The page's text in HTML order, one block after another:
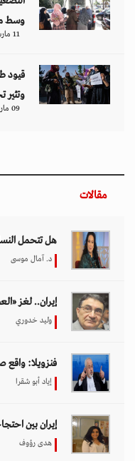
وسط
11 مارس 2026 - 10:26
قيود
وتثير
09 مارس 2026 - 14:09
مقالات
هل تتحمل النساء
د. آمال موسى
إيران.. لغز
وليد خدوري
فنزويلا: واقع
إياد أبو شقرا
إيران بين
هدى رؤوف